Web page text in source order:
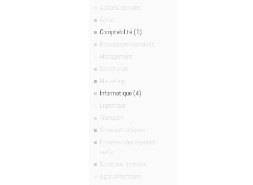
Actions sociales
Achat
Comptabilité (1)
Ressources humaines
Management
Secrétariat
Marketing
Informatique (4)
Logistique
Transport
Soins esthétiques
Entretien des espaces
verts
Soins aux animaux
Agro alimentaire